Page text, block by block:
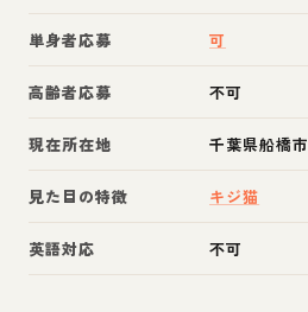
単身者応募 可
高齢者応募 不可
現在所在地 千葉県船橋市
見た目の特徴 キジ猫
英語対応 不可